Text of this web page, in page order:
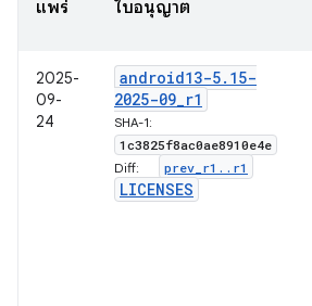
แพร่
ใบอนุญาต
2025-
09-
24
android13-5. 15-
2025-09_r1
SHA-1:
1c3825f8ac0ae8910e4e
Diff: prev r1 . . r1
LICENSES